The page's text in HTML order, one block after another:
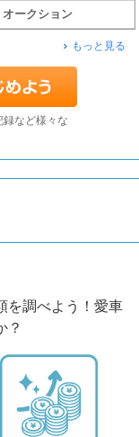
オークション
もっと見る
録など様々な
を調べよう！愛車
？